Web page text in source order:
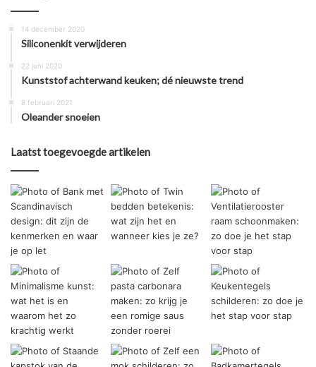
14 december 2020
Siliconenkit verwijderen
22 juni 2020
Kunststof achterwand keuken; dé nieuwste trend
8 februari 2021
Oleander snoeien
Laatst toegevoegde artikelen